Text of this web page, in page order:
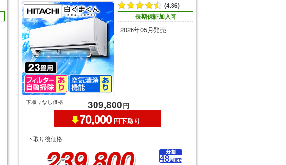
(4.36)
長期保証加入可
2026年05月発売
下取りなし価格 309,800円
70,000 円下取り
下取り後価格